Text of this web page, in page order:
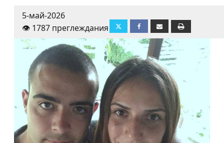
5-май-2026
👁️ 1787 преглеждания